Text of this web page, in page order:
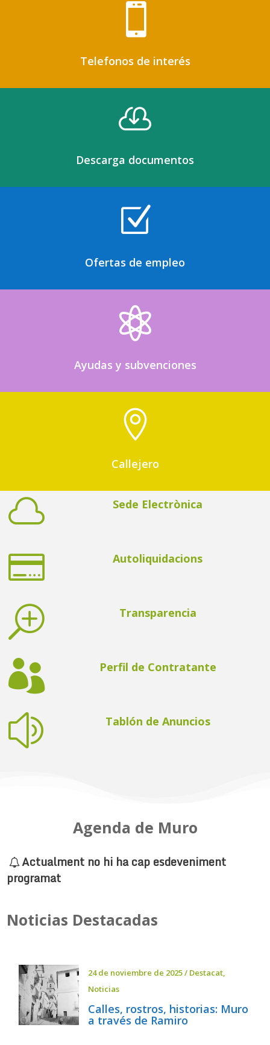

Telefonos de interés

Descarga documentos
Z
Ofertas de empleo

Ayudas y subvenciones

Callejero
 Sede Electrònica
 Autoliquidacions
T Transparencia
 Perfil de Contratante
z Tablón de Anuncios
Agenda de Muro
Actualment no hi ha cap esdeveniment
programat
Noticias Destacadas
24 de noviembre de 2025/ Destacat,
Noticias
Calles, rostros, historias: Muro
a través de Ramiro